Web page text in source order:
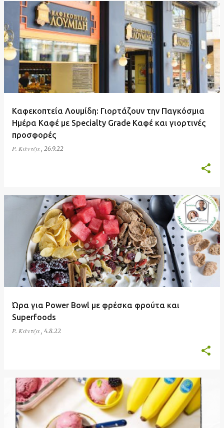
Καφεκοπτεία Λουμίδη: Γιορτάζουν την Παγκόσμια
Ημέρα Καφέ με Specialty Grade Καφέ και γιορτινές
προσφορές
Ρ. Κάντζα , 26.9.22
Ώρα για Power Bowl με φρέσκα φρούτα και
Superfoods
Ρ. Κάντζα , 4.8.22